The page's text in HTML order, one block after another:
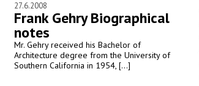
27.6.2008
Frank Gehry Biographical
notes
Mr. Gehry received his Bachelor of
Architecture degree from the University of
Southern California in 1954, [...]